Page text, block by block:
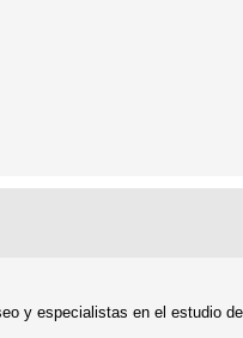
y especialistas en el estudio